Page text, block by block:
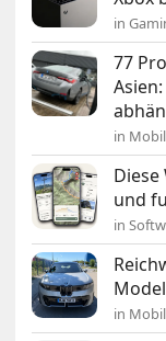
in
77
in
und
in
in